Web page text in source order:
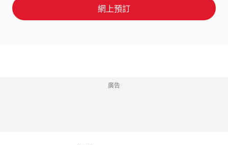
網上預訂
廣告